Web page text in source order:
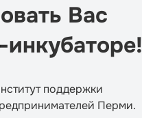
Вас
поддержки
Перми.